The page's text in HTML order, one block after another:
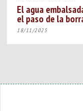
El agua
el paso de la
18/11/2025